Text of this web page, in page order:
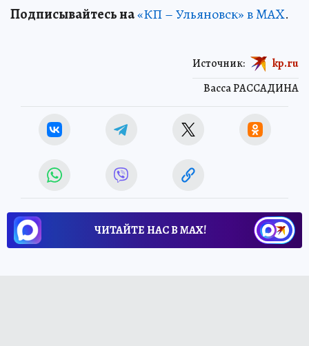
Подписывайтесь на«КП – Ульяновск» в MAX.
Васса РАССАДИНА
Источник: kp.ru
ЧИТАЙТЕ НАС В МАХ!